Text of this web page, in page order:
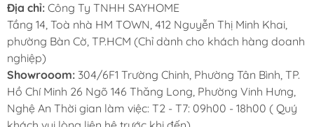
Địa chỉ: Công Ty TNHH SAYHOME
Tầng 14, Toà nhà HM TOWN, 412 Nguyễn Thị Minh Khai,
phường Bàn Cờ, TP.HCM (Chỉ dành cho khách hàng doanh
nghiệp)
Showrooom: 304/6F1 Trường Chinh, Phường Tân Bình, TP.
Hồ Chí Minh 26 Ngõ 146 Thăng Long, Phường Vinh Hưng,
Nghệ An Thời gian làm việc: T2 - T7: 09h00 - 18h00 ( Quý